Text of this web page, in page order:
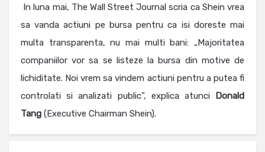
In luna mai, The Wall Street Journal scria ca Shein vrea
sa vanda actiuni pe bursa pentru ca isi doreste mai
multa transparenta, nu mai multi bani: „Majoritatea
companiilor vor sa se listeze la bursa din motive de
lichiditate. Noi vrem sa vindem actiuni pentru a putea fi
controlati si analizati public”, explica atunci Donald
Tang (Executive Chairman Shein).